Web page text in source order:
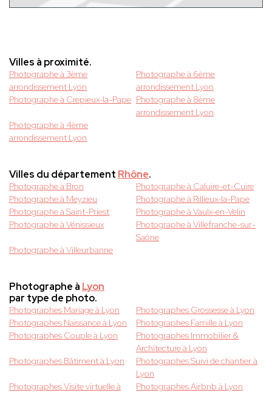
Villes à proximité.
Photographe à 3ème
arrondissement Lyon
Photographe à 6ème
arrondissement Lyon
Photographe à Crepieux-la-Pape Photographe à 8ème
arrondissement Lyon
Photographe à 4ème
arrondissement Lyon
Villes du département Rhône.
Photographe à Bron
Photographe à Caluire-et-Cuire
Photographe à Meyzieu
Photographe à Rillieux-la-Pape
Photographe à Saint-Priest
Photographe à Vaulx-en-Velin
Photographe à Vénissieux
Photographe à Villefranche-sur-
Saône
Photographe à Villeurbanne
Photographe à Lyon
par type de photo.
Photographes Mariage à Lyon
Photographes Grossesse à Lyon
Photographes Naissance à Lyon
Photographes Famille à Lyon
Photographes Couple à Lyon
Photographes Immobilier &
Architecture à Lyon
Photographes Bâtiment à Lyon
Photographes Suivi de chantier à
Lyon
Photographes Visite virtuelle à
Photographes Airbnb à Lyon